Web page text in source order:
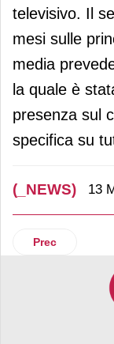
televisivo. Il
mesi sulle
media
la quale è
presenza sul
specifica su
(_NEWS) 13
Articolo
Prec